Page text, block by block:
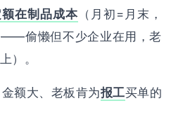
额在制品成本（月初=月末，
偷懒但不少企业在用，老
）。
额大、老板肯为报工买单的